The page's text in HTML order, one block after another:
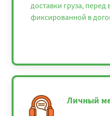
доставки груза, перед
фиксированной в
Личный